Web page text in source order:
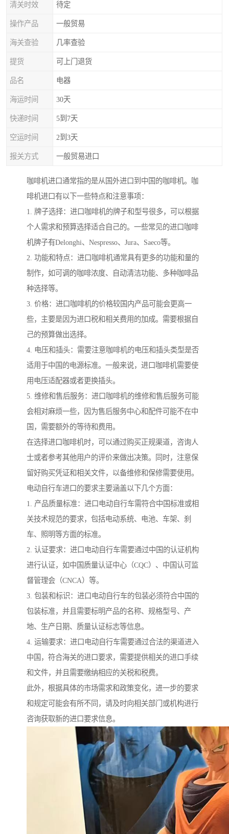
清关时效 待定
操作产品 一般贸易
海关查验 几率查验
提货 可上门退货
品名 电器
海运时间 30天
快递时间 5到7天
空运时间 2到3天
报关方式 一般贸易进口
咖啡机进口通常指的是从国外进口到中国的咖啡机。咖
啡机进口有以下一些特点和注意事项：
1. 牌子选择：进口咖啡机的牌子和型号很多，可以根据
个人需求和预算选择适合自己的。一些常见的进口咖啡
机牌子有Delonghi、Nespresso、Jura、Saeco等。
2. 功能和特点：进口咖啡机通常具有更多的功能和量的
制作，如可调的咖啡浓度、自动清洁功能、多种咖啡品
种选择等。
3. 价格：进口咖啡机的价格较国内产品可能会更高一
些，主要是因为进口税和相关费用的加成。需要根据自
己的预算做出选择。
4. 电压和插头：需要注意咖啡机的电压和插头类型是否
适用于中国的电源标准。一般来说，进口咖啡机需要使
用电压适配器或者更换插头。
5. 维修和售后服务：进口咖啡机的维修和售后服务可能
会相对麻烦一些，因为售后服务中心和配件可能不在中
国，需要额外的等待和费用。
在选择进口咖啡机时，可以通过购买正规渠道，咨询人
士或者参考其他用户的评价来做出决策。同时，注意保
留好购买凭证和相关文件，以备维修和保修需要使用。
电动自行车进口的要求主要涵盖以下几个方面：
1. 产品质量标准：进口电动自行车需符合中国标准或相
关技术规范的要求，包括电动系统、电池、车架、刹
车、照明等方面的标准。
2. 认证要求：进口电动自行车需要通过中国的认证机构
进行认证，如中国质量认证中心（CQC）、中国认可监
督管理会（CNCA）等。
3. 包装和标识：进口电动自行车的包装必须符合中国的
包装标准，并且需要标明产品的名称、规格型号、产
地、生产日期、质量认证标志等信息。
4. 运输要求：进口电动自行车需要通过合法的渠道进入
中国，符合海关的进口要求，需要提供相关的进口手续
和文件，并且需要缴纳相应的关税和税费。
此外，根据具体的市场需求和政策变化，进一步的要求
和规定可能会有所不同，请及时向相关部门或机构进行
咨询获取新的进口要求信息。